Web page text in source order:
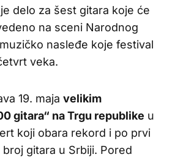
delo za šest gitara koje će
na sceni Narodnog
nasleđe koje festival
veka.
19. maja velikim
gitara“ na Trgu republike u
koji obara rekord i po prvi
gitara u Srbiji. Pored